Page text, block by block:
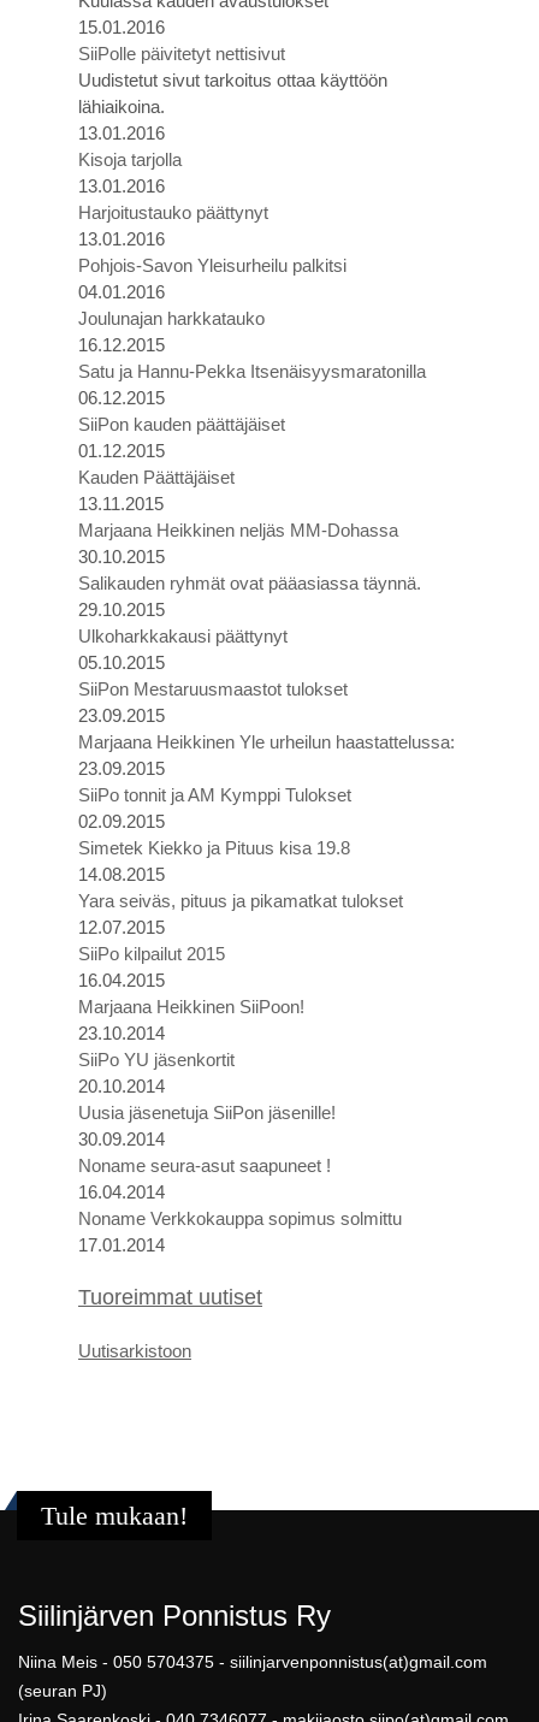
15.01.2016
SiiPolle päivitetyt nettisivut
Uudistetut sivut tarkoitus ottaa käyttöön
lähiaikoina.
13.01.2016
Kisoja tarjolla
13.01.2016
Harjoitustauko päättynyt
13.01.2016
Pohjois-Savon Yleisurheilu palkitsi
04.01.2016
Joulunajan harkkatauko
16.12.2015
Satu ja Hannu-Pekka Itsenäisyysmaratonilla
06.12.2015
SiiPon kauden päättäjäiset
01.12.2015
Kauden Päättäjäiset
13.11.2015
Marjaana Heikkinen neljäs MM-Dohassa
30.10.2015
Salikauden ryhmät ovat pääasiassa täynnä.
29.10.2015
Ulkoharkkakausi päättynyt
05.10.2015
SiiPon Mestaruusmaastot tulokset
23.09.2015
Marjaana Heikkinen Yle urheilun haastattelussa:
23.09.2015
SiiPo tonnit ja AM Kymppi Tulokset
02.09.2015
Simetek Kiekko ja Pituus kisa 19.8
14.08.2015
Yara seiväs, pituus ja pikamatkat tulokset
12.07.2015
SiiPo kilpailut 2015
16.04.2015
Marjaana Heikkinen SiiPoon!
23.10.2014
SiiPo YU jäsenkortit
20.10.2014
Uusia jäsenetuja SiiPon jäsenille!
30.09.2014
Noname seura-asut saapuneet !
16.04.2014
Noname Verkkokauppa sopimus solmittu
17.01.2014
Tuoreimmat uutiset
Uutisarkistoon
Tule mukaan!
Siilinjärven Ponnistus Ry
Niina Meis - 050 5704375 - siilinjarvenponnistus(at)gmail.com
(seuran PJ)